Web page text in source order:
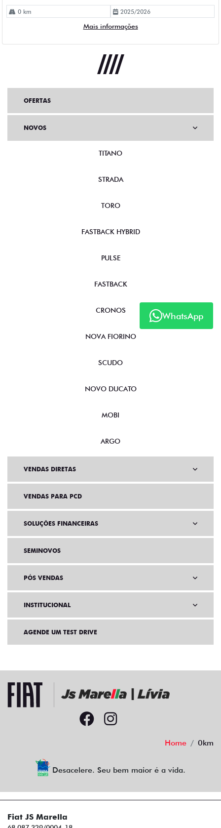
0 km 2025/2026
Mais informações
WhatsApp
OFERTAS
NOVOS
TITANO
STRADA
TORO
FASTBACK HYBRID
PULSE
FASTBACK
CRONOS
NOVA FIORINO
SCUDO
NOVO DUCATO
MOBI
ARGO
VENDAS DIRETAS
VENDAS PARA PCD
SOLUÇÕES FINANCEIRAS
SEMINOVOS
PÓS VENDAS
INSTITUCIONAL
AGENDE UM TEST DRIVE
Home 0km
Desacelere. Seu bem maior é a vida.
Fiat JS Marella